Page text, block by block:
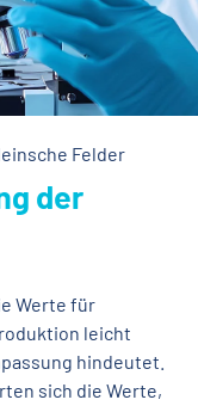
Felder
der
Werte für
leicht
hindeutet.
sich die Werte,